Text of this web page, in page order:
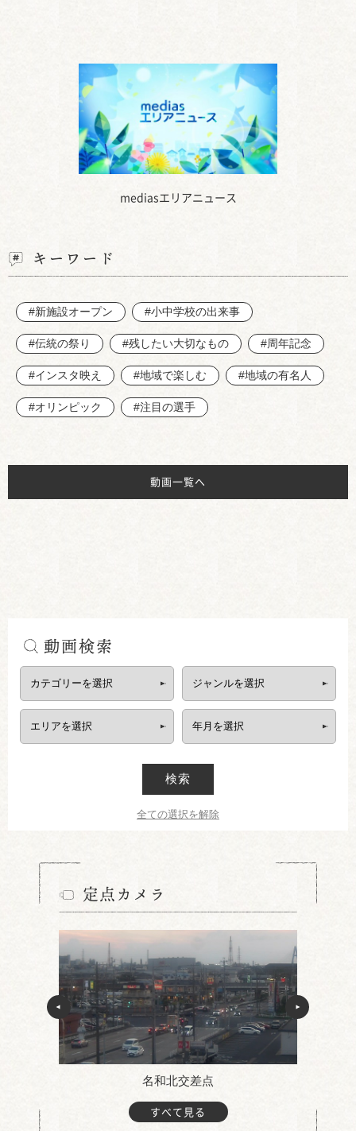
mediasエリアニュース
キーワード
#新施設オープン #小中学校の出来事
#伝統の祭り #残したい大切なもの #周年記念
#インスタ映え #地域で楽しむ #地域の有名人
#オリンピック #注目の選手
動画一覧へ
動画検索
検索
全ての選択を解除
定点カメラ
名和北交差点
すべて見る